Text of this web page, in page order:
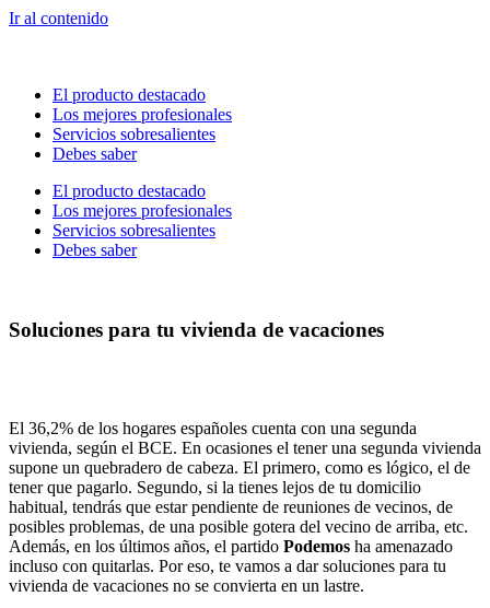
Ir al contenido
El producto destacado
Los mejores profesionales
Servicios sobresalientes
Debes saber
El producto destacado
Los mejores profesionales
Servicios sobresalientes
Debes saber
Soluciones para tu vivienda de vacaciones
El 36,2% de los hogares españoles cuenta con una segunda
vivienda, según el BCE. En ocasiones el tener una segunda vivienda
supone un quebradero de cabeza. El primero, como es lógico, el de
tener que pagarlo. Segundo, si la tienes lejos de tu domicilio
habitual, tendrás que estar pendiente de reuniones de vecinos, de
posibles problemas, de una posible gotera del vecino de arriba, etc.
Además, en los últimos años, el partido Podemos ha amenazado
incluso con quitarlas. Por eso, te vamos a dar soluciones para tu
vivienda de vacaciones no se convierta en un lastre.